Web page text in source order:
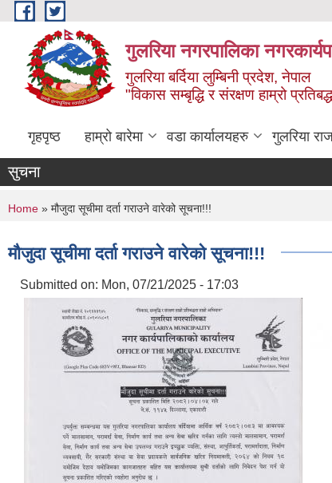
Skip to main content
गुलरिया नगरपालिका
गुलरिया बर्दिया लुम्बिनी प्रदेश, नेपाल
"विकास सम्बृद्धि र संरक्षण हाम्रो
गृहपृष्ठ हाम्रो बारेमा वडा कार्यालयहरु गुलरिया
सुचना
You are here
Home » मौजुदा सूचीमा दर्ता गराउने वारेको सूचना!!!
मौजुदा सूचीमा दर्ता गराउने वारेको सूचना!!!
Submitted on: Mon, 07/21/2025 - 17:03